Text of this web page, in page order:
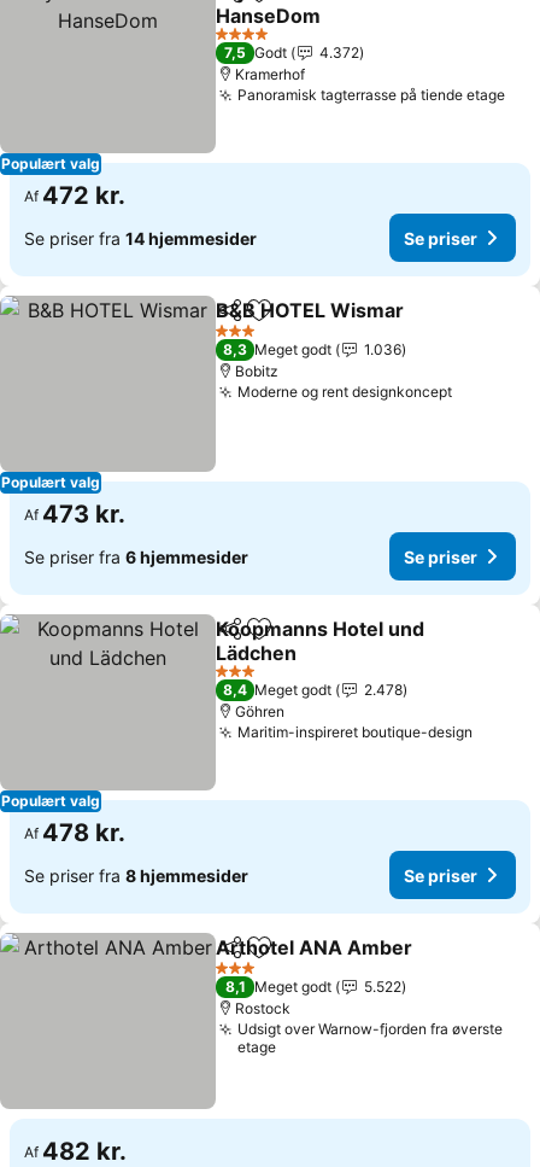
Populært valg
HanseDom
4 Stjerner
7,5 Godt
4.372
Kramerhof
Panoramisk tagterrasse på tiende etage
Af 472 kr.
Se priser fra 14 hjemmesider Se priser
Populært valg
Del Føj til favoritter
B&B HOTEL Wismar
3 Stjerner
8,3 Meget godt
1.036
Bobitz
Moderne og rent designkoncept
Af 473 kr.
Se priser fra 6 hjemmesider Se priser
Populært valg
Del Føj til favoritter
Koopmanns Hotel und
Lädchen
3 Stjerner
8,4 Meget godt
2.478
Göhren
Maritim-inspireret boutique-design
Af 478 kr.
Se priser fra 8 hjemmesider Se priser
Del Føj til favoritter
Arthotel ANA Amber
3 Stjerner
8,1 Meget godt
5.522
Rostock
Udsigt over Warnow-fjorden fra øverste
etage
Af 482 kr.